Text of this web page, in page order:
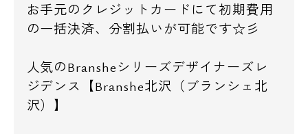
お手元のクレジットカードにて初期費用
の一括決済、分割払いが可能です☆彡
人気のBransheシリーズデザイナーズレ
ジデンス【Branshe北沢（ブランシェ北
沢）】